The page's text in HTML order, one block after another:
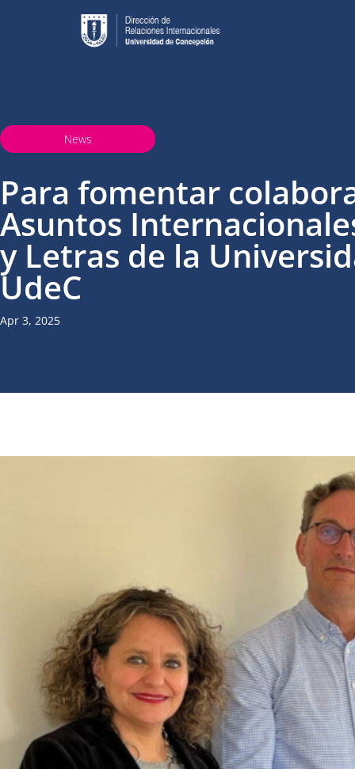
News
Para fomentar
Asuntos
y Letras de la
UdeC
Apr 3, 2025